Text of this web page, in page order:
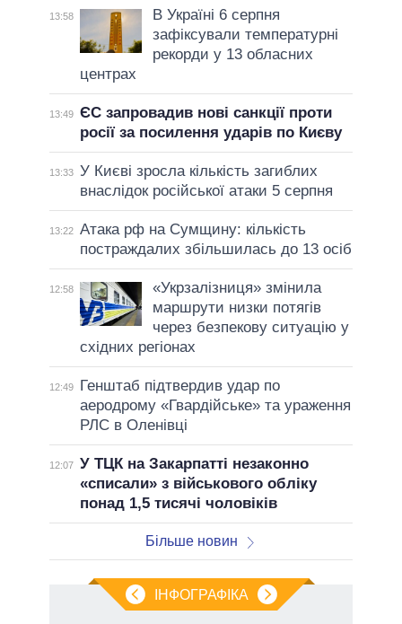
13:58
В Україні 6 серпня
зафіксували температурні
рекорди у 13 обласних
центрах
13:49 ЄС запровадив нові санкції проти
росії за посилення ударів по Києву
13:33 У Києві зросла кількість загиблих
внаслідок російської атаки 5 серпня
13:22 Атака рф на Сумщину: кількість
постраждалих збільшилась до 13 осіб
12:58
«Укрзалізниця» змінила
маршрути низки потягів
через безпекову ситуацію у
східних регіонах
12:49
Генштаб підтвердив удар по
аеродрому «Гвардійське» та ураження
РЛС в Оленівці
12:07 У ТЦК на Закарпатті незаконно
«списали» з військового обліку
понад 1,5 тисячі чоловіків
Більше новин
ІНФОГРАФІКА